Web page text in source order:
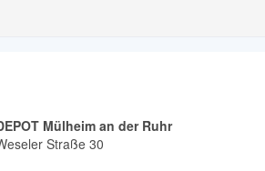
Mülheim an der Ruhr
Straße 30